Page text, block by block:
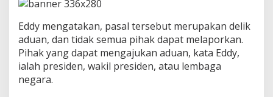
Eddy mengatakan, pasal tersebut merupakan delik
aduan, dan tidak semua pihak dapat melaporkan.
Pihak yang dapat mengajukan aduan, kata Eddy,
ialah presiden, wakil presiden, atau lembaga
negara.